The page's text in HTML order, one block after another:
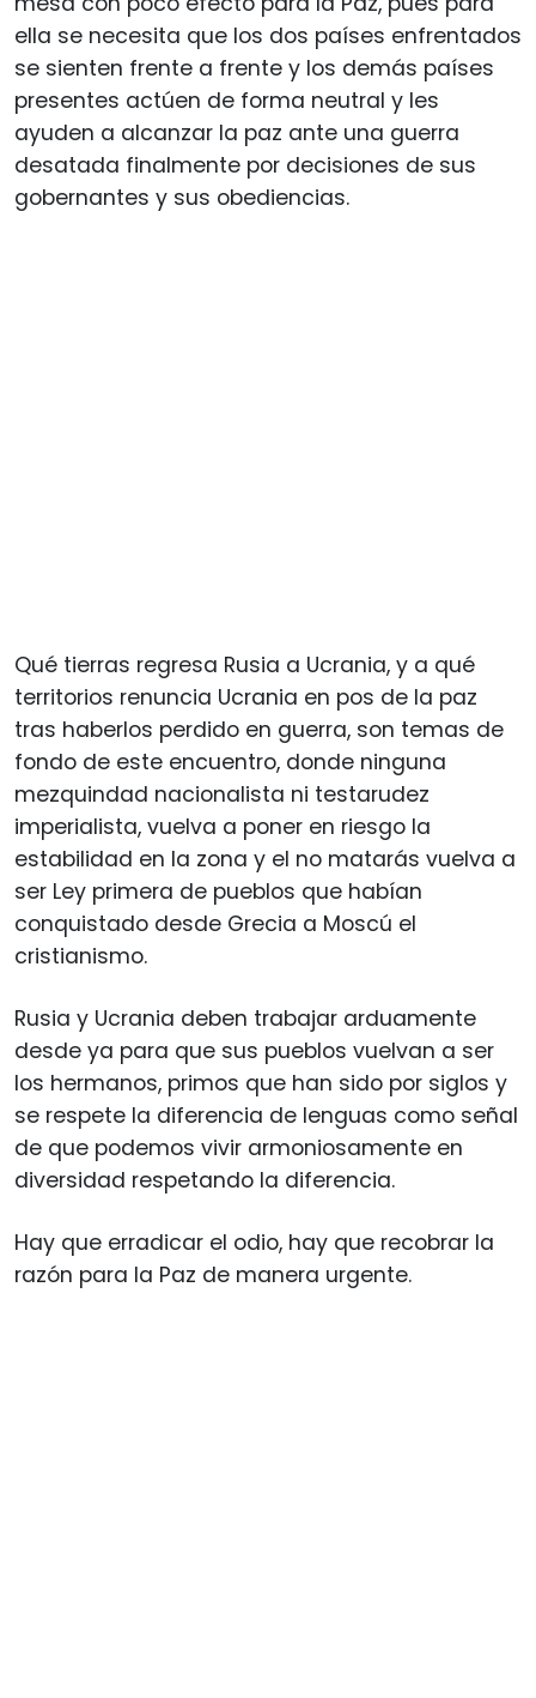
ella se necesita que los dos países enfrentados
se sienten frente a frente y los demás países
presentes actúen de forma neutral y les
ayuden a alcanzar la paz ante una guerra
desatada finalmente por decisiones de sus
gobernantes y sus obediencias.
Qué tierras regresa Rusia a Ucrania, y a qué
territorios renuncia Ucrania en pos de la paz
tras haberlos perdido en guerra, son temas de
fondo de este encuentro, donde ninguna
mezquindad nacionalista ni testarudez
imperialista, vuelva a poner en riesgo la
estabilidad en la zona y el no matarás vuelva a
ser Ley primera de pueblos que habían
conquistado desde Grecia a Moscú el
cristianismo.
Rusia y Ucrania deben trabajar arduamente
desde ya para que sus pueblos vuelvan a ser
los hermanos, primos que han sido por siglos y
se respete la diferencia de lenguas como señal
de que podemos vivir armoniosamente en
diversidad respetando la diferencia.
Hay que erradicar el odio, hay que recobrar la
razón para la Paz de manera urgente.